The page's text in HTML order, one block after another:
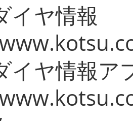
イヤ情報
イヤ情報ア